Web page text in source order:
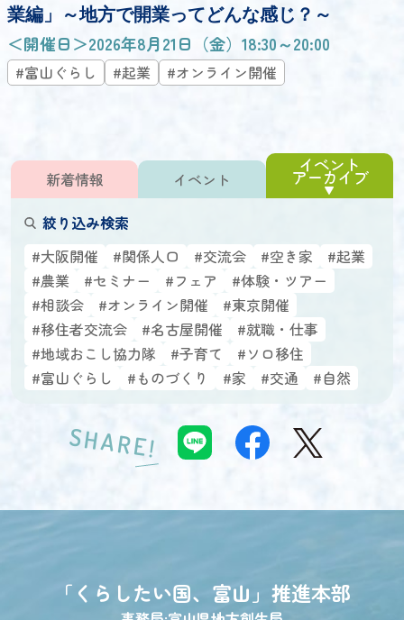
業編」～地方で開業ってどんな感じ？～
＜開催日＞2026年8月21日（金）18:30～20:00
#富山ぐらし #起業 #オンライン開催
新着情報 イベント
イベント
アーカイブ
絞り込み検索
#大阪開催
#関係人口 #交流会 #空き家
#起業
#農業
#セミナー #フェア
#体験・ツアー
#相談会
#オンライン開催
#東京開催
#移住者交流会
#名古屋開催
#就職・仕事
#地域おこし協力隊
#子育て
#ソロ移住
#富山ぐらし
#ものづくり #家 #交通 #自然
SHARE!
「くらしたい国、富山」 推進本部